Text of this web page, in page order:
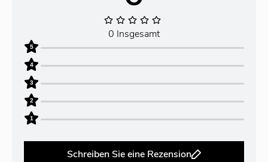
0 Insgesamt
5
4
3
2
1
Schreiben Sie eine Rezension